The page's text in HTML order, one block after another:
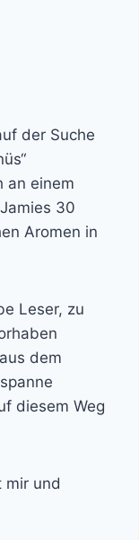
der Suche
an einem
30
Aromen in
Leser, zu
dem
diesem Weg
mir und